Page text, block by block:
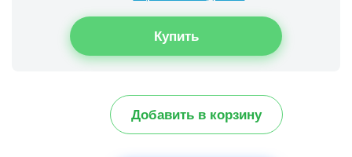
Добавить в корзину